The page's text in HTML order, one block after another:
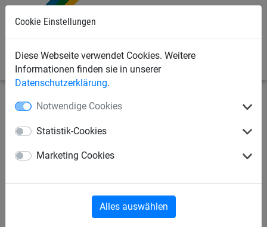
Cookie Einstellungen
Diese Webseite verwendet Cookies. Weitere
Informationen finden sie in unserer
Datenschutzerklärung.
Notwendige Cookies
Statistik-Cookies
Marketing Cookies
Alles auswählen
Bauschutznetze Seitenschutznetze Seitenschutznetze
Seitenschutznetz aus PP, ca. 5
mm stark, Maschenweite 100
mm